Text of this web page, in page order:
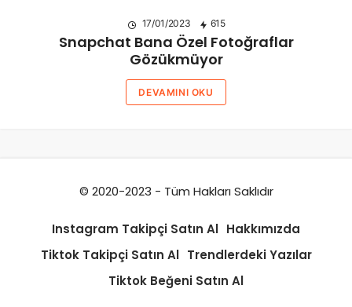
17/01/2023 615
Snapchat Bana Özel Fotoğraflar
Gözükmüyor
DEVAMINI OKU
© 2020-2023 - Tüm Hakları Saklıdır
Instagram Takipçi Satın Al Hakkımızda
Tiktok Takipçi Satın Al Trendlerdeki Yazılar
Tiktok Beğeni Satın Al